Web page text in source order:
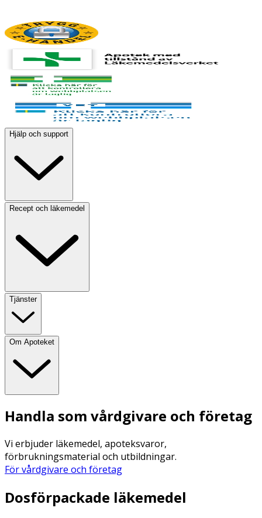
Hjälp och support
Recept och läkemedel
Tjänster
Om Apoteket
Handla som vårdgivare och företag
Vi erbjuder läkemedel, apoteksvaror,
förbrukningsmaterial och utbildningar.
För vårdgivare och företag
Dosförpackade läkemedel